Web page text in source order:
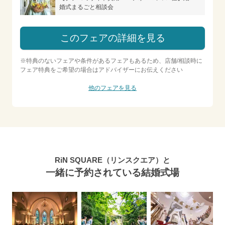
婚式まるごと相談会
このフェアの詳細を見る
※特典のないフェアや条件があるフェアもあるため、店舗/相談時に
フェア特典をご希望の場合はアドバイザーにお伝えください
他のフェアを見る
RiN SQUARE（リンスクエア）と
一緒に予約されている結婚式場